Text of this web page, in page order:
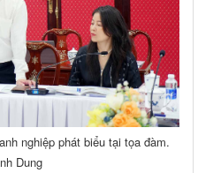
nghiệp phát biểu tại tọa đàm.
Dung